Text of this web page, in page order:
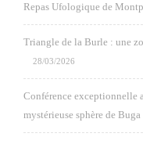
Repas Ufologique de
Triangle de la Burle : une
28/03/2026
Conférence exceptionnelle
mystérieuse sphère de Buga